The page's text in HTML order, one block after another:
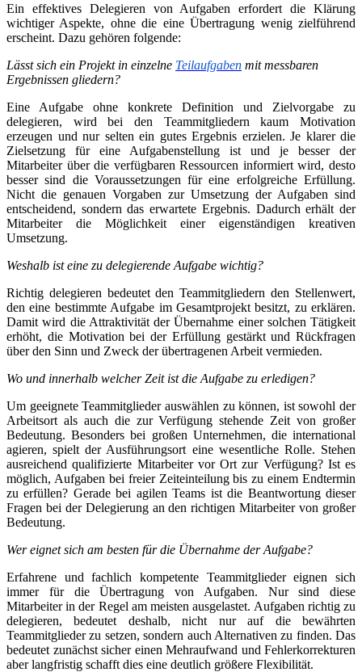
Ein effektives Delegieren von Aufgaben erfordert die Klärung
wichtiger Aspekte, ohne die eine Übertragung wenig zielführend
erscheint. Dazu gehören folgende:
Lässt sich ein Projekt in einzelne Teilaufgaben mit messbaren
Ergebnissen gliedern?
Eine Aufgabe ohne konkrete Definition und Zielvorgabe zu
delegieren, wird bei den Teammitgliedern kaum Motivation
erzeugen und nur selten ein gutes Ergebnis erzielen. Je klarer die
Zielsetzung für eine Aufgabenstellung ist und je besser der
Mitarbeiter über die verfügbaren Ressourcen informiert wird, desto
besser sind die Voraussetzungen für eine erfolgreiche Erfüllung.
Nicht die genauen Vorgaben zur Umsetzung der Aufgaben sind
entscheidend, sondern das erwartete Ergebnis. Dadurch erhält der
Mitarbeiter die Möglichkeit einer eigenständigen kreativen
Umsetzung.
Weshalb ist eine zu delegierende Aufgabe wichtig?
Richtig delegieren bedeutet den Teammitgliedern den Stellenwert,
den eine bestimmte Aufgabe im Gesamtprojekt besitzt, zu erklären.
Damit wird die Attraktivität der Übernahme einer solchen Tätigkeit
erhöht, die Motivation bei der Erfüllung gestärkt und Rückfragen
über den Sinn und Zweck der übertragenen Arbeit vermieden.
Wo und innerhalb welcher Zeit ist die Aufgabe zu erledigen?
Um geeignete Teammitglieder auswählen zu können, ist sowohl der
Arbeitsort als auch die zur Verfügung stehende Zeit von großer
Bedeutung. Besonders bei großen Unternehmen, die international
agieren, spielt der Ausführungsort eine wesentliche Rolle. Stehen
ausreichend qualifizierte Mitarbeiter vor Ort zur Verfügung? Ist es
möglich, Aufgaben bei freier Zeiteinteilung bis zu einem Endtermin
zu erfüllen? Gerade bei agilen Teams ist die Beantwortung dieser
Fragen bei der Delegierung an den richtigen Mitarbeiter von großer
Bedeutung.
Wer eignet sich am besten für die Übernahme der Aufgabe?
Erfahrene und fachlich kompetente Teammitglieder eignen sich
immer für die Übertragung von Aufgaben. Nur sind diese
Mitarbeiter in der Regel am meisten ausgelastet. Aufgaben richtig zu
delegieren, bedeutet deshalb, nicht nur auf die bewährten
Teammitglieder zu setzen, sondern auch Alternativen zu finden. Das
bedeutet zunächst sicher einen Mehraufwand und Fehlerkorrekturen
aber langfristig schafft dies eine deutlich größere Flexibilität.